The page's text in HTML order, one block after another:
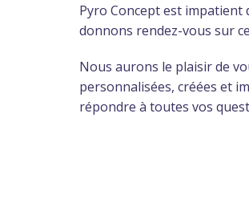
Pyro Concept est impatient
donnons rendez-vous sur
Nous aurons le plaisir de
personnalisées, créées et
répondre à toutes vos